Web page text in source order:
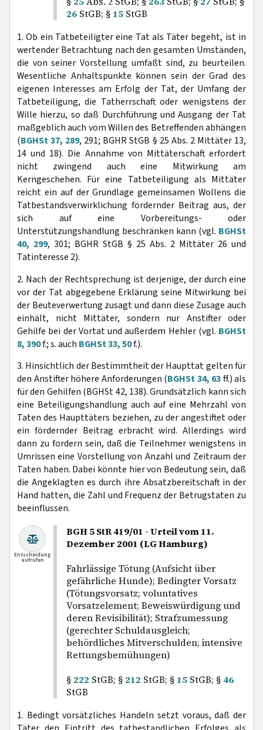
26 StGB; § 15 StGB
1. Ob ein Tatbeteiligter eine Tat als Täter begeht, ist in
wertender Betrachtung nach den gesamten Umständen,
die von seiner Vorstellung umfaßt sind, zu beurteilen.
Wesentliche Anhaltspunkte können sein der Grad des
eigenen Interesses am Erfolg der Tat, der Umfang der
Tatbeteiligung, die Tatherrschaft oder wenigstens der
Wille hierzu, so daß Durchführung und Ausgang der Tat
maßgeblich auch vom Willen des Betreffenden abhängen
(BGHSt 37, 289, 291; BGHR StGB § 25 Abs. 2 Mittäter 13,
14 und 18). Die Annahme von Mittäterschaft erfordert
nicht zwingend auch eine Mitwirkung am
Kerngeschehen. Für eine Tatbeteiligung als Mittäter
reicht ein auf der Grundlage gemeinsamen Wollens die
Tatbestandsverwirklichung fördernder Beitrag aus, der
sich auf eine Vorbereitungs- oder
Unterstützungshandlung beschränken kann (vgl. BGHSt
40, 299, 301; BGHR StGB § 25 Abs. 2 Mittäter 26 und
Tatinteresse 2).
2. Nach der Rechtsprechung ist derjenige, der durch eine
vor der Tat abgegebene Erklärung seine Mitwirkung bei
der Beuteverwertung zusagt und dann diese Zusage auch
einhält, nicht Mittäter, sondern nur Anstifter oder
Gehilfe bei der Vortat und außerdem Hehler (vgl. BGHSt
8, 390f.; s. auch BGHSt 33, 50f.).
3. Hinsichtlich der Bestimmtheit der Haupttat gelten für
den Anstifter höhere Anforderungen (BGHSt 34, 63ff.) als
für den Gehilfen (BGHSt 42, 138). Grundsätzlich kann sich
eine Beteiligungshandlung auch auf eine Mehrzahl von
Taten des Haupttäters beziehen, zu der angestiftet oder
ein fördernder Beitrag erbracht wird. Allerdings wird
dann zu fordern sein, daß die Teilnehmer wenigstens in
Umrissen eine Vorstellung von Anzahl und Zeitraum der
Taten haben. Dabei könnte hier von Bedeutung sein, daß
die Angeklagten es durch ihre Absatzbereitschaft in der
Hand hatten, die Zahl und Frequenz der Betrugstaten zu
beeinflussen.
BGH 5 StR 419/01 - Urteil vom 11.
Dezember 2001 (LG Hamburg)
Fahrlässige Tötung (Aufsicht über
gefährliche Hunde); Bedingter Vorsatz
(Tötungsvorsatz; voluntatives
Vorsatzelement; Beweiswürdigung und
deren Revisibilität); Strafzumessung
(gerechter Schuldausgleich;
behördliches Mitverschulden; intensive
Rettungsbemühungen)
§ 222 StGB; § 212 StGB; § 15 StGB; § 46
StGB
Entscheidung
aufrufen
1. Bedingt vorsätzliches Handeln setzt voraus, daß der